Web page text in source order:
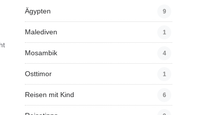
Ägypten 9
Malediven 1
Mosambik 4
Osttimor 1
Reisen mit Kind 6